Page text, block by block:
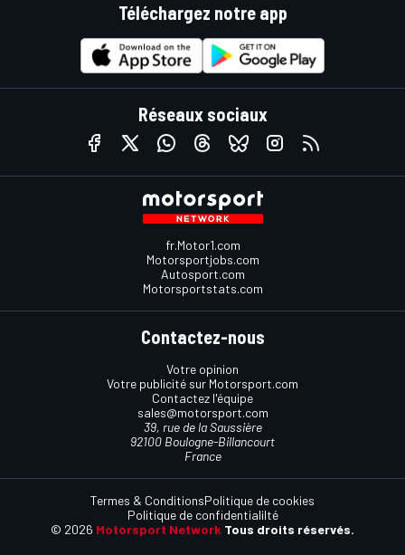
Téléchargez notre app
Réseaux sociaux
fr.Motor1.com
Motorsportjobs.com
Autosport.com
Motorsportstats.com
Contactez-nous
Votre opinion
Votre publicité sur Motorsport.com
Contactez l'équipe
sales@motorsport.com
39, rue de la Saussière
92100 Boulogne-Billancourt
France
© 2026 Motorsport Network Tous droits réservés.
Termes & ConditionsPolitique de cookies
Politique de confidentialilté